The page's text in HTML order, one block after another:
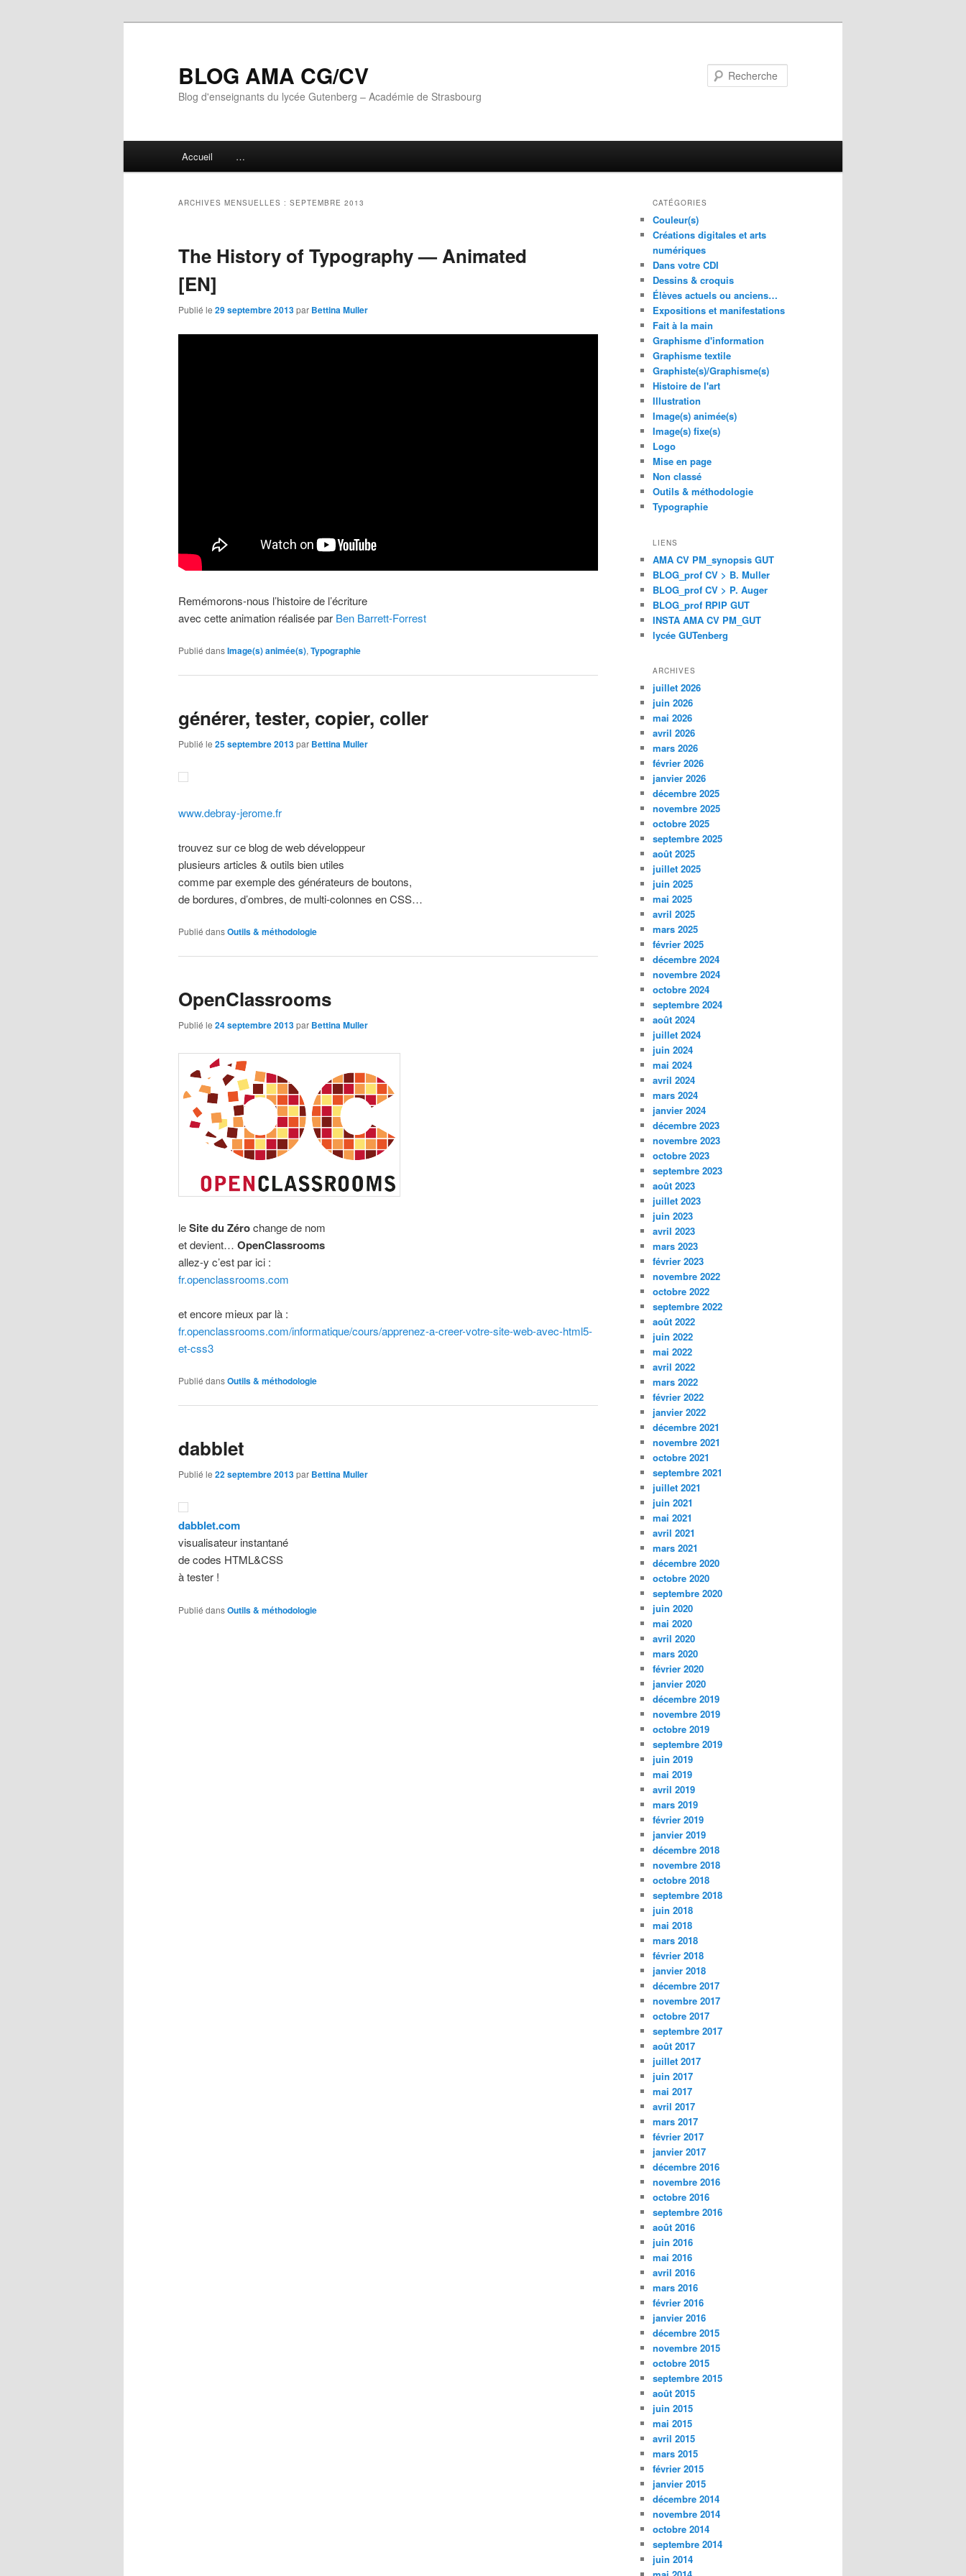
BLOG AMA CG/CV
Blog d'enseignants du lycée Gutenberg – Académie de Strasbourg
Accueil …
ARCHIVES MENSUELLES : SEPTEMBRE 2013
The History of Typography — Animated
[EN]
Publié le 29 septembre 2013par Bettina Muller
Remémorons-nous l’histoire de l’écriture
avec cette animation réalisée par Ben Barrett-Forrest
Publié dansImage(s) animée(s), Typographie
générer, tester, copier, coller
Publié le 25 septembre 2013par Bettina Muller
www.debray-jerome.fr
trouvez sur ce blog de web développeur
plusieurs articles & outils bien utiles
comme par exemple des générateurs de boutons,
de bordures, d’ombres, de multi-colonnes en CSS…
Publié dansOutils & méthodologie
OpenClassrooms
Publié le 24 septembre 2013par Bettina Muller
leSite du Zérochange de nom
et devient… OpenClassrooms
allez-y c’est par ici :
fr.openclassrooms.com
et encore mieux par là :
fr.openclassrooms.com/informatique/cours/apprenez-a-creer-votre-site-web-avec-html5-
et-css3
Publié dansOutils & méthodologie
dabblet
Publié le 22 septembre 2013par Bettina Muller
dabblet.com
visualisateur instantané
de codes HTML&CSS
à tester !
Publié dansOutils & méthodologie
CATÉGORIES
Couleur(s)
Créations digitales et arts
numériques
Dans votre CDI
Dessins & croquis
Élèves actuels ou anciens…
Expositions et manifestations
Fait à la main
Graphisme d'information
Graphisme textile
Graphiste(s)/Graphisme(s)
Histoire de l'art
Illustration
Image(s) animée(s)
Image(s) fixe(s)
Logo
Mise en page
Non classé
Outils & méthodologie
Typographie
LIENS
AMA CV PM_synopsis GUT
BLOG_prof CV > B. Muller
BLOG_prof CV > P. Auger
BLOG_prof RPIP GUT
INSTA AMA CV PM_GUT
lycée GUTenberg
ARCHIVES
juillet 2026
juin 2026
mai 2026
avril 2026
mars 2026
février 2026
janvier 2026
décembre 2025
novembre 2025
octobre 2025
septembre 2025
août 2025
juillet 2025
juin 2025
mai 2025
avril 2025
mars 2025
février 2025
décembre 2024
novembre 2024
octobre 2024
septembre 2024
août 2024
juillet 2024
juin 2024
mai 2024
avril 2024
mars 2024
janvier 2024
décembre 2023
novembre 2023
octobre 2023
septembre 2023
août 2023
juillet 2023
juin 2023
avril 2023
mars 2023
février 2023
novembre 2022
octobre 2022
septembre 2022
août 2022
juin 2022
mai 2022
avril 2022
mars 2022
février 2022
janvier 2022
décembre 2021
novembre 2021
octobre 2021
septembre 2021
juillet 2021
juin 2021
mai 2021
avril 2021
mars 2021
décembre 2020
octobre 2020
septembre 2020
juin 2020
mai 2020
avril 2020
mars 2020
février 2020
janvier 2020
décembre 2019
novembre 2019
octobre 2019
septembre 2019
juin 2019
mai 2019
avril 2019
mars 2019
février 2019
janvier 2019
décembre 2018
novembre 2018
octobre 2018
septembre 2018
juin 2018
mai 2018
mars 2018
février 2018
janvier 2018
décembre 2017
novembre 2017
octobre 2017
septembre 2017
août 2017
juillet 2017
juin 2017
mai 2017
avril 2017
mars 2017
février 2017
janvier 2017
décembre 2016
novembre 2016
octobre 2016
septembre 2016
août 2016
juin 2016
mai 2016
avril 2016
mars 2016
février 2016
janvier 2016
décembre 2015
novembre 2015
octobre 2015
septembre 2015
août 2015
juin 2015
mai 2015
avril 2015
mars 2015
février 2015
janvier 2015
décembre 2014
novembre 2014
octobre 2014
septembre 2014
juin 2014